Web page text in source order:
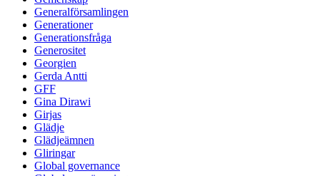
Generalförsamlingen
Generationer
Generationsfråga
Generositet
Georgien
Gerda Antti
GFF
Gina Dirawi
Girjas
Glädje
Glädjeämnen
Gliringar
Global governance